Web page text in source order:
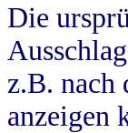
Die
z.B. nach
anzeigen